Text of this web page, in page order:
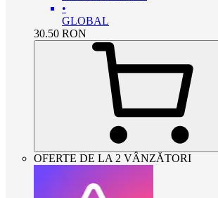
•
GLOBAL
30.50 RON
OFERTE DE LA 2 VÂNZĂTORI